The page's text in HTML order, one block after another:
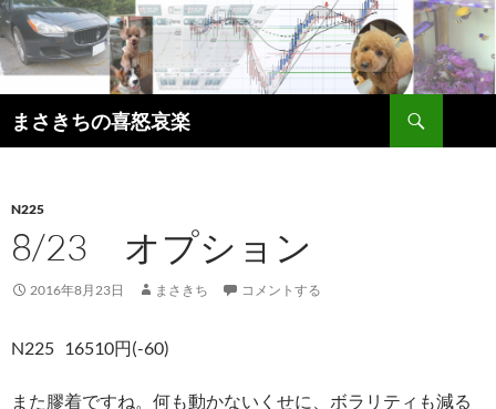
コ
ン
テ
ン
ツ
へ
プ
まさきちの喜怒哀楽
索
N225
8/23 オプション
2016年8月23日 まさきち コメントする
N225 16510円(-60)
また膠着ですね。何も動かないくせに、ボラリティも減る